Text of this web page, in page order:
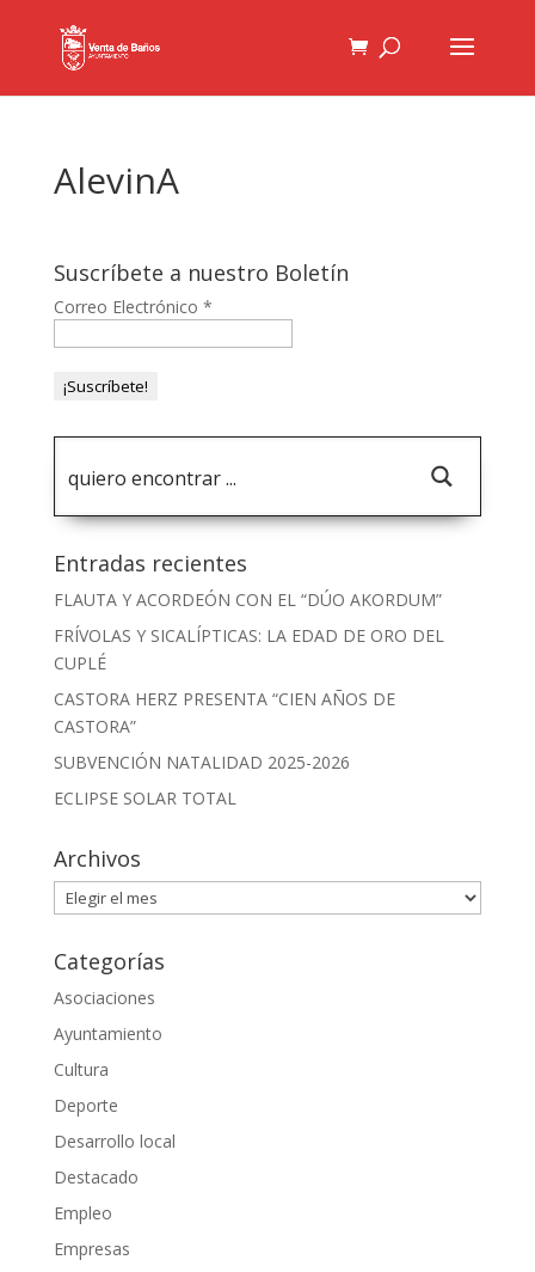
AlevinA
Suscríbete a nuestro Boletín
Correo Electrónico *
Entradas recientes
FLAUTA Y ACORDEÓN CON EL “DÚO AKORDUM”
FRÍVOLAS Y SICALÍPTICAS: LA EDAD DE ORO DEL
CUPLÉ
CASTORA HERZ PRESENTA “CIEN AÑOS DE
CASTORA”
SUBVENCIÓN NATALIDAD 2025-2026
ECLIPSE SOLAR TOTAL
Archivos
Archivos
Categorías
Asociaciones
Ayuntamiento
Cultura
Deporte
Desarrollo local
Destacado
Empleo
Empresas